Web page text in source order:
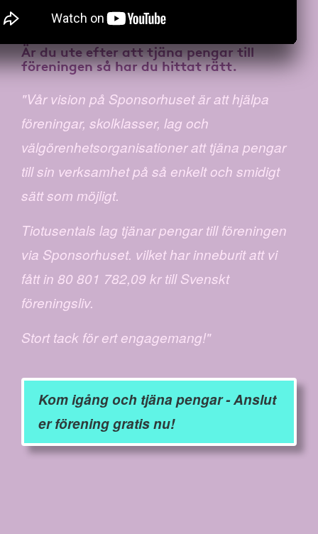
Är du ute efter atttjäna pengar till
föreningenså har du hittat rätt.
"Vår vision på Sponsorhuset är att hjälpa
föreningar, skolklasser, lag och
välgörenhetsorganisationer att tjäna pengar
till sin verksamhet på så enkelt och smidigt
sätt som möjligt.
Tiotusentals lag tjänar pengar till föreningen
via Sponsorhuset. vilket har inneburit att vi
fått in 80 801 782,09 kr till Svenskt
föreningsliv.
Stort tack för ert engagemang!"
Kom igång och tjäna pengar - Anslut
er förening gratis nu!